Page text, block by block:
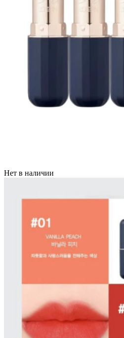
Нет в наличии